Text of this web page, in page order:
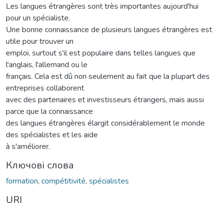
Les langues étrangères sont très importantes aujourd'hui
pour un spécialiste.
Une bonne connaissance de plusieurs langues étrangères est
utile pour trouver un
emploi, surtout s'il est populaire dans telles langues que
l'anglais, l'allemand ou le
français. Cela est dû non seulement au fait que la plupart des
entreprises collaborent
avec des partenaires et investisseurs étrangers, mais aussi
parce que la connaissance
des langues étrangères élargit considérablement le monde
des spécialistes et les aide
à s'améliorer.
Ключові слова
formation, compétitivité, spécialistes
URI